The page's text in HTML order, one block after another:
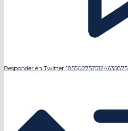
Responder en Twitter 1855027575124635875